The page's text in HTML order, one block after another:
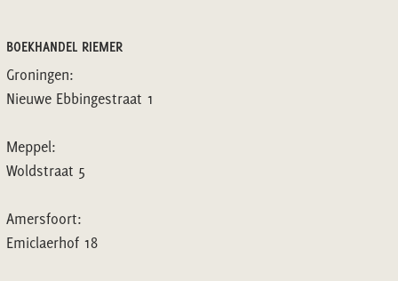
BOEKHANDEL RIEMER
Groningen:
Nieuwe Ebbingestraat 1
Meppel:
Woldstraat 5
Amersfoort:
Emiclaerhof 18